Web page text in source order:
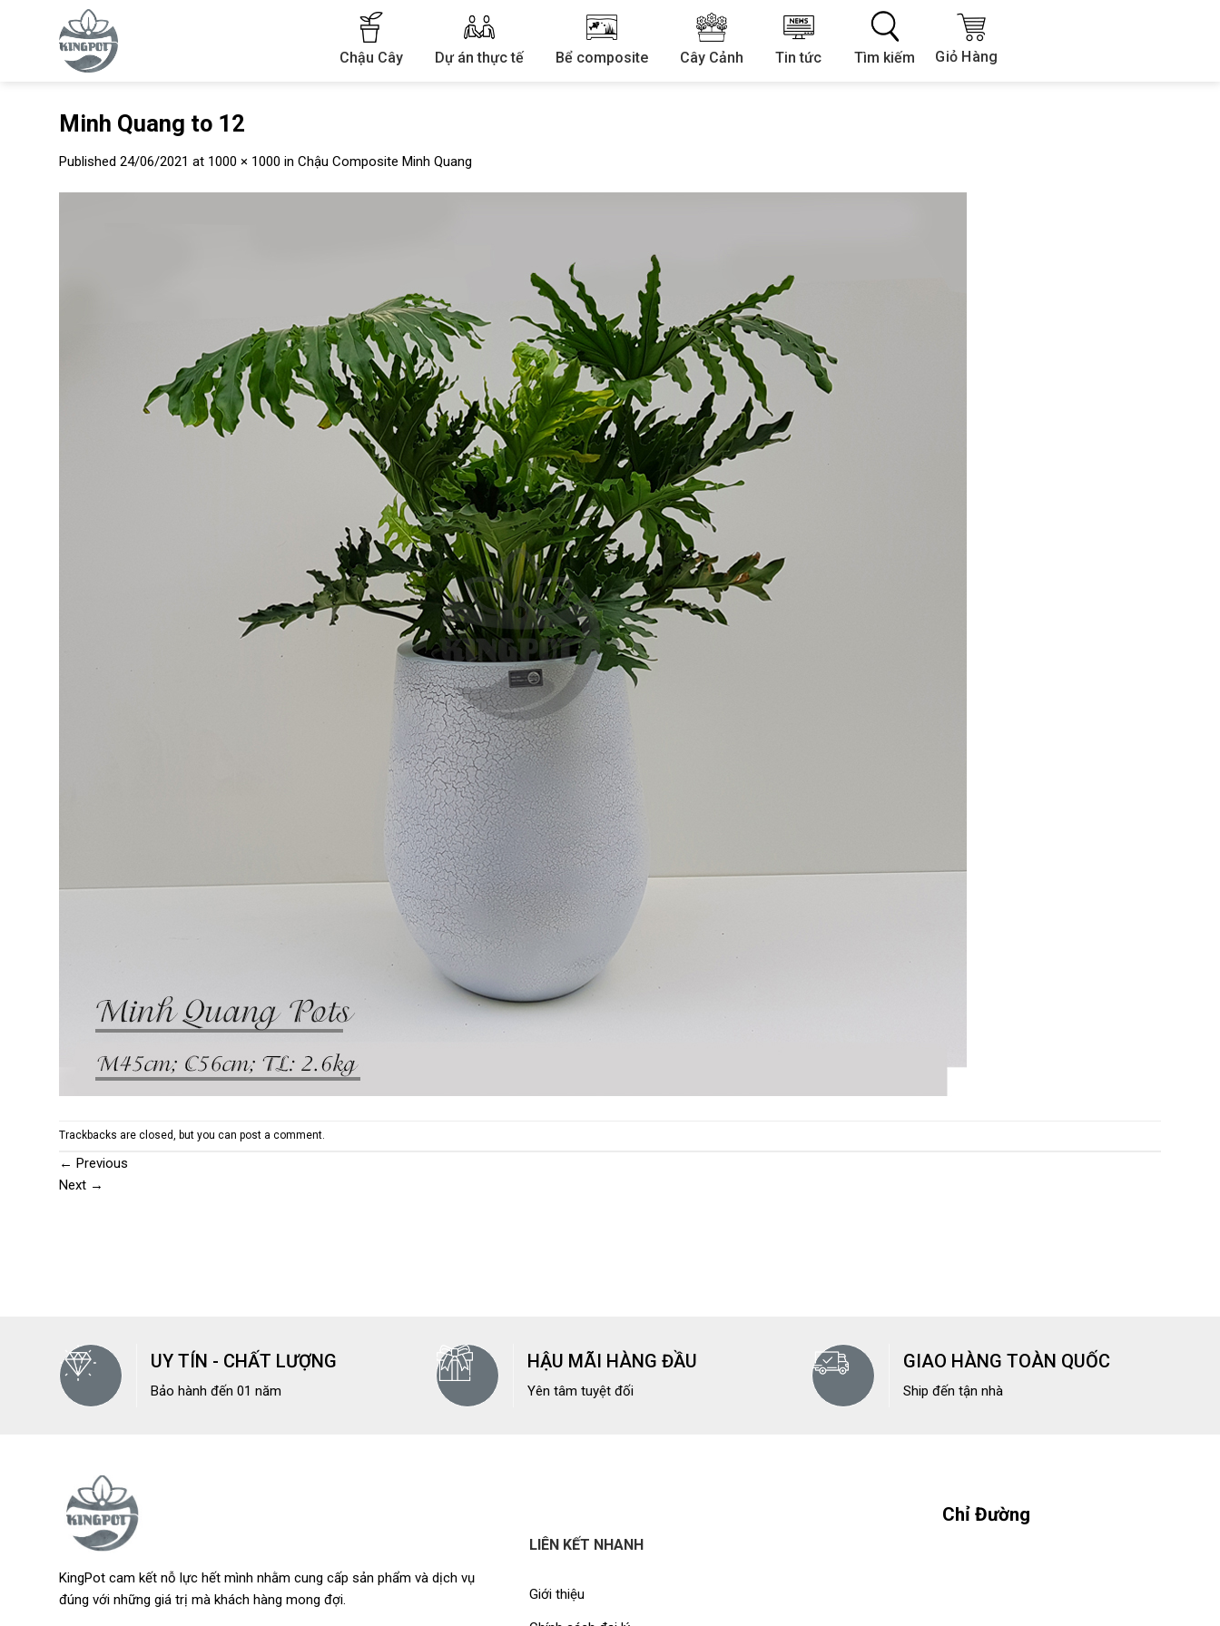
Chậu Cây Dự án thực tế Bể composite Cây Cảnh Tin tức Tìm kiếm Giỏ Hàng
Minh Quang to 12
Published 24/06/2021 at 1000 × 1000 in Chậu Composite Minh Quang
Trackbacks are closed, but you can post a comment
← Previous
Next →
UY TÍN - CHẤT LƯỢNG
Bảo hành đến 01 năm
HẬU MÃI HÀNG ĐẦU
Yên tâm tuyệt đối
GIAO HÀNG TOÀN QUỐC
Ship đến tận nhà
KingPot cam kết nỗ lực hết mình nhằm cung cấp sản phẩm và dịch vụ
đúng với những giá trị mà khách hàng mong đợi.
LIÊN KẾT NHANH
Giới thiệu
Chỉ Đường